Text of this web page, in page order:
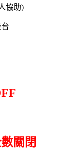
協助)
關閉